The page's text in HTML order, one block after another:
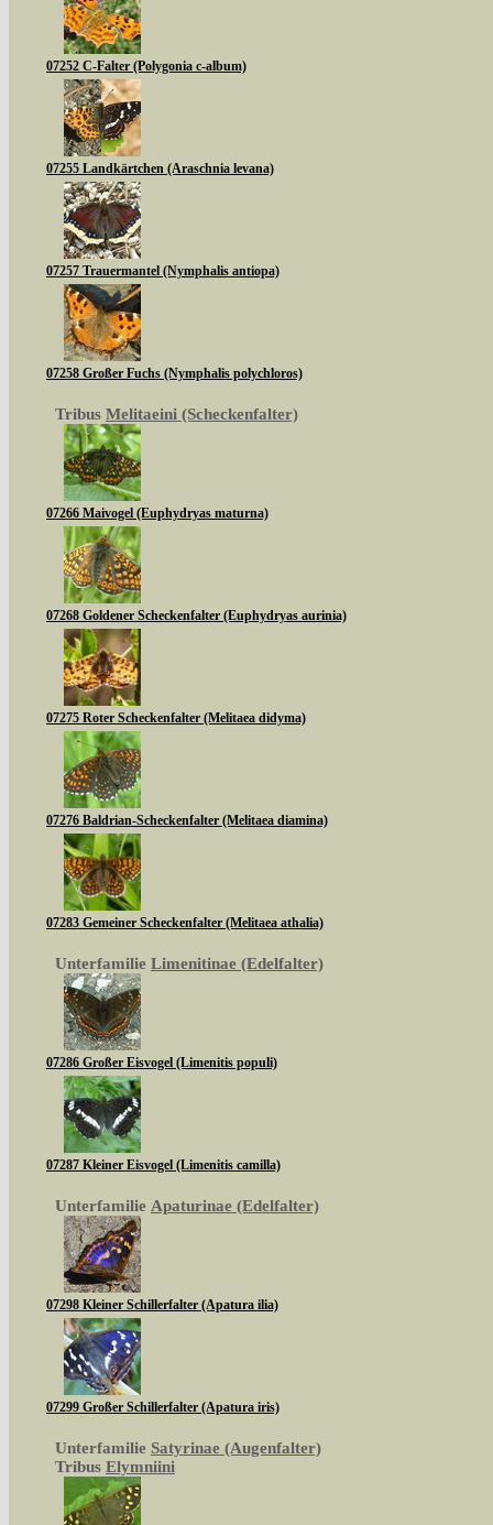
07252 C-Falter (Polygonia c-album)
07255 Landkärtchen (Araschnia levana)
07257 Trauermantel (Nymphalis antiopa)
07258 Großer Fuchs (Nymphalis polychloros)
Tribus Melitaeini (Scheckenfalter)
07266 Maivogel (Euphydryas maturna)
07268 Goldener Scheckenfalter (Euphydryas aurinia)
07275 Roter Scheckenfalter (Melitaea didyma)
07276 Baldrian-Scheckenfalter (Melitaea diamina)
07283 Gemeiner Scheckenfalter (Melitaea athalia)
Unterfamilie Limenitinae (Edelfalter)
07286 Großer Eisvogel (Limenitis populi)
07287 Kleiner Eisvogel (Limenitis camilla)
Unterfamilie Apaturinae (Edelfalter)
07298 Kleiner Schillerfalter (Apatura ilia)
07299 Großer Schillerfalter (Apatura iris)
Unterfamilie Satyrinae (Augenfalter)
Tribus Elymniini